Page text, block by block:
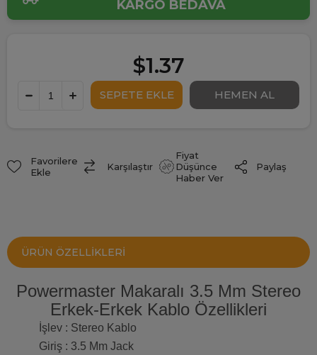
KARGO BEDAVA
$1.37
Favorilere
Ekle
Karşılaştır
Fiyat
Düşünce
Haber Ver
Paylaş
ÜRÜN ÖZELLIKLERI
Powermaster Makaralı 3.5 Mm Stereo
Erkek-Erkek Kablo Özellikleri
İşlev : Stereo Kablo
Giriş : 3.5 Mm Jack